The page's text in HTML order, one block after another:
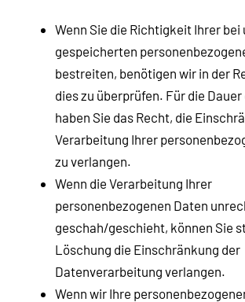
Wenn Sie die Richtigkeit Ihrer bei
gespeicherten
bestreiten, benötigen wir in der
dies zu überprüfen. Für die
haben Sie das Recht, die
Verarbeitung Ihrer
zu verlangen.
Wenn die Verarbeitung Ihrer
personenbezogenen Daten
geschah/geschieht, können Sie
Löschung die Einschränkung der
Datenverarbeitung verlangen.
Wenn wir Ihre